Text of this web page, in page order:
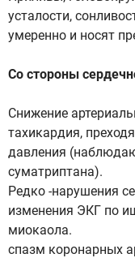
усталости,
умеренно и носят
Со стороны
Снижение
тахикардия,
давления
суматриптана).
Редко -нарушения
изменения ЭКГ по
миокаола.
спазм коронарных